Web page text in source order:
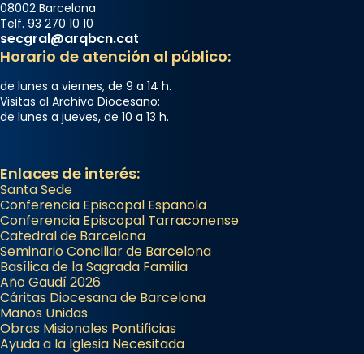
08002 Barcelona
Telf. 93 270 10 10
secgral@arqbcn.cat
Horario de atención al público:
de lunes a viernes, de 9 a 14 h.
Visitas al Archivo Diocesano:
de lunes a jueves, de 10 a 13 h.
Enlaces de interés:
Santa Sede
Conferencia Episcopal Española
Conferencia Episcopal Tarraconense
Catedral de Barcelona
Seminario Conciliar de Barcelona
Basílica de la Sagrada Familia
Año Gaudí 2026
Cáritas Diocesana de Barcelona
Manos Unidas
Obras Misionales Pontificias
Ayuda a la Iglesia Necesitada